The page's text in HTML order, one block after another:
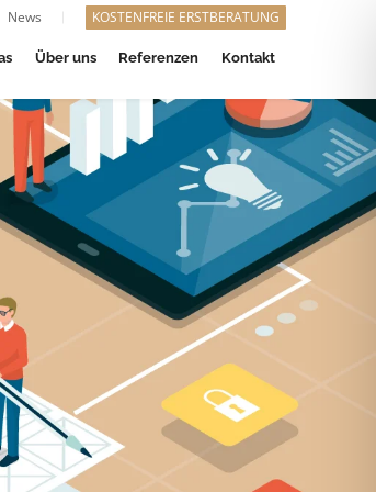
News KOSTENFREIE ERSTBERATUNG
Über uns Referenzen Kontakt